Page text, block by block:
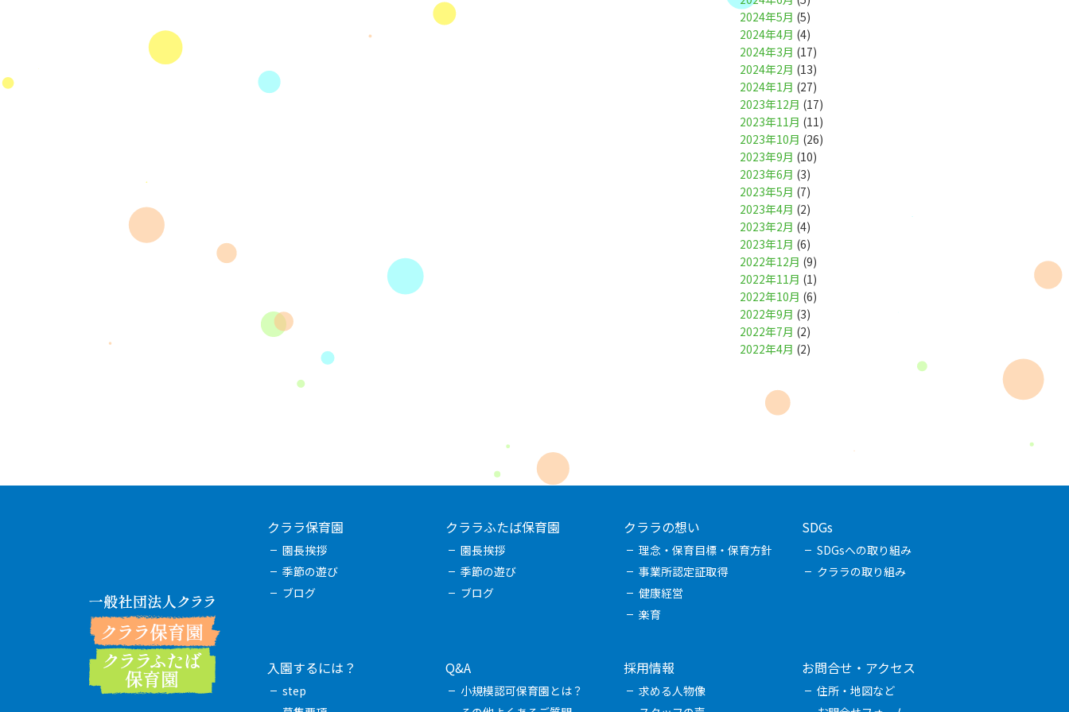
2024年5月 (5)
2024年4月 (4)
2024年3月 (17)
2024年2月 (13)
2024年1月 (27)
2023年12月 (17)
2023年11月 (11)
2023年10月 (26)
2023年9月 (10)
2023年6月 (3)
2023年5月 (7)
2023年4月 (2)
2023年2月 (4)
2023年1月 (6)
2022年12月 (9)
2022年11月 (1)
2022年10月 (6)
2022年9月 (3)
2022年7月 (2)
2022年4月 (2)
クララ保育園
園長挨拶
季節の遊び
ブログ
クララふたば保育園
園長挨拶
季節の遊び
ブログ
クララの想い
理念・保育目標・保育方針
事業所認定証取得
健康経営
楽育
SDGs
SDGsへの取り組み
クララの取り組み
入園するには？
step
Q&A
小規模認可保育園とは？
採用情報
求める人物像
お問合せ・アクセス
住所・地図など